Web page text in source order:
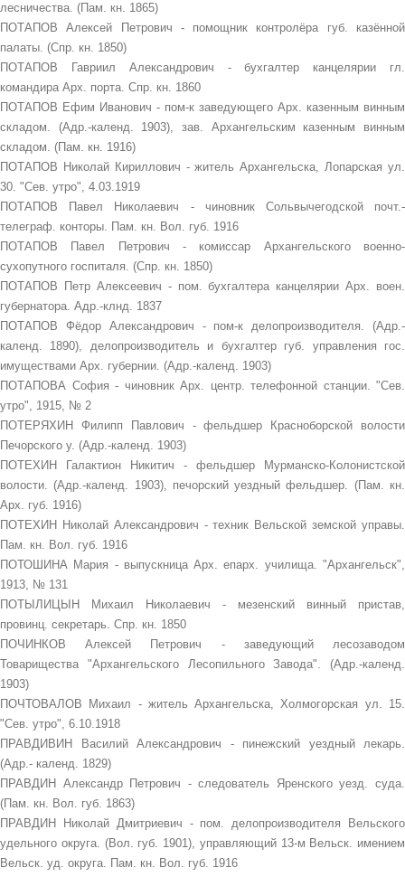
лесничества. (Пам. кн. 1865)
ПОТАПОВ Алексей Петрович - помощник контролёра губ. казённой
палаты. (Спр. кн. 1850)
ПОТАПОВ Гавриил Александрович - бухгалтер канцелярии гл.
командира Арх. порта. Спр. кн. 1860
ПОТАПОВ Ефим Иванович - пом-к заведующего Арх. казенным винным
складом. (Адр.-календ. 1903), зав. Архангельским казенным винным
складом. (Пам. кн. 1916)
ПОТАПОВ Николай Кириллович - житель Архангельска, Лопарская ул.
30. "Сев. утро", 4.03.1919
ПОТАПОВ Павел Николаевич - чиновник Сольвычегодской почт.-
телеграф. конторы. Пам. кн. Вол. губ. 1916
ПОТАПОВ Павел Петрович - комиссар Архангельского военно-
сухопутного госпиталя. (Спр. кн. 1850)
ПОТАПОВ Петр Алексеевич - пом. бухгалтера канцелярии Арх. воен.
губернатора. Адр.-клнд. 1837
ПОТАПОВ Фёдор Александрович - пом-к делопроизводителя. (Адр.-
календ. 1890), делопроизводитель и бухгалтер губ. управления гос.
имуществами Арх. губернии. (Адр.-календ. 1903)
ПОТАПОВА София - чиновник Арх. центр. телефонной станции. "Сев.
утро", 1915, № 2
ПОТЕРЯХИН Филипп Павлович - фельдшер Красноборской волости
Печорского у. (Адр.-календ. 1903)
ПОТЕХИН Галактион Никитич - фельдшер Мурманско-Колонистской
волости. (Адр.-календ. 1903), печорский уездный фельдшер. (Пам. кн.
Арх. губ. 1916)
ПОТЕХИН Николай Александрович - техник Вельской земской управы.
Пам. кн. Вол. губ. 1916
ПОТОШИНА Мария - выпускница Арх. епарх. училища. "Архангельск",
1913, № 131
ПОТЫЛИЦЫН Михаил Николаевич - мезенский винный пристав,
провинц. секретарь. Спр. кн. 1850
ПОЧИНКОВ Алексей Петрович - заведующий лесозаводом
Товарищества "Архангельского Лесопильного Завода". (Адр.-календ.
1903)
ПОЧТОВАЛОВ Михаил - житель Архангельска, Холмогорская ул. 15.
"Сев. утро", 6.10.1918
ПРАВДИВИН Василий Александрович - пинежский уездный лекарь.
(Адр.- календ. 1829)
ПРАВДИН Александр Петрович - следователь Яренского уезд. суда.
(Пам. кн. Вол. губ. 1863)
ПРАВДИН Николай Дмитриевич - пом. делопроизводителя Вельского
удельного округа. (Вол. губ. 1901), управляющий 13-м Вельск. имением
Вельск. уд. округа. Пам. кн. Вол. губ. 1916